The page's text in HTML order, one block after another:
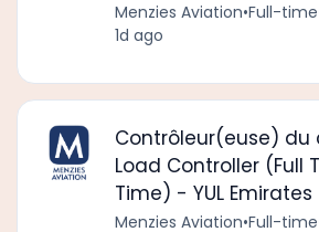
Menzies Aviation•Full-time
1d ago
Contrôleur(euse)
Load Controller (Full
Time) - YUL Emirates
Menzies Aviation•Full-time